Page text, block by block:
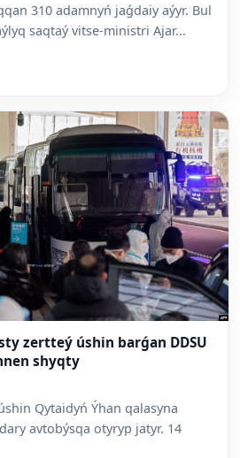
310 adamnyń jaǵdaiy aýyr. Bul
saqtaý vitse-ministri Ajar...
zertteý úshin barǵan DDSU
shyqty
Qytaidyń Ýhan qalasyna
avtobýsqa otyryp jatyr. 14